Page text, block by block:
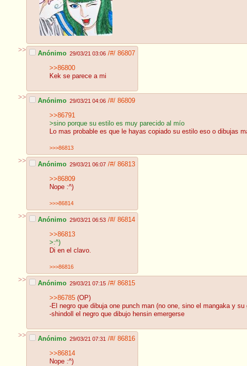
>> Anónimo 29/03/21 03:06 /#/ 86807
>>86800
Kek se parece a mi
>> Anónimo 29/03/21 04:06 /#/ 86809
>>86791
>sino porque su estilo es muy parecido al mío
Lo mas probable es que le hayas copiado su estilo eso o dibujas
>>>86813
>> Anónimo 29/03/21 06:07 /#/ 86813
>>86809
Nope :^)
>>>86814
>> Anónimo 29/03/21 06:53 /#/ 86814
>>86813
>:^)
Di en el clavo.
>>>86816
>> Anónimo 29/03/21 07:15 /#/ 86815
>>86785 (OP)
-El negro que dibuja one punch man (no one, sino el mangaka y
-shindoll el negro que dibujo hensin emergerse
>> Anónimo 29/03/21 07:31 /#/ 86816
>>86814
Nope :^)